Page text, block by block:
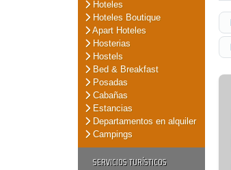
Hoteles
Hoteles Boutique
Apart Hoteles
Hosterias
Hostels
Bed & Breakfast
Posadas
Cabañas
Estancias
Departamentos en alquiler
Campings
SERVICIOS TURÍSTICOS